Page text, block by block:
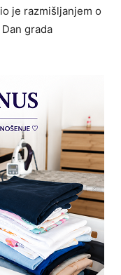
je razmišljanjem o
grada